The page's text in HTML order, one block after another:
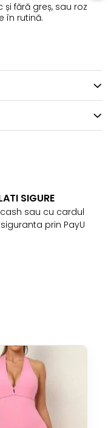
și fără greș, sau roz
în rutină.
SIGURE
sau cu cardul
prin PayU